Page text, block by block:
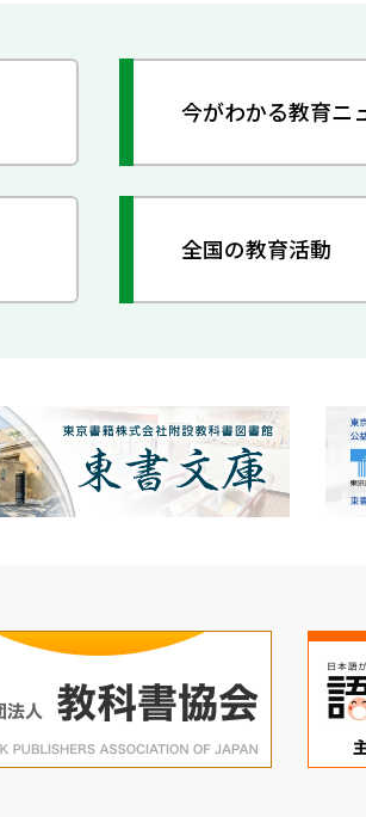
今がわかる教育ニ
全国の教育活動